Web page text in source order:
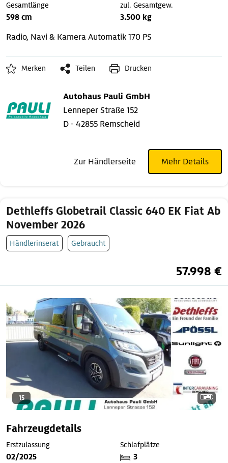
Gesamtlänge
598 cm
zul. Gesamtgew.
3.500 kg
Radio, Navi & KameraAutomatik170 PS
Merken Teilen Drucken
Autohaus Pauli GmbH
Lenneper Straße 152
D - 42855 Remscheid
Zur Händlerseite Mehr Details
Dethleffs Globetrail Classic 640 EK Fiat Ab
November 2026
Händlerinserat Gebraucht
57.998 €
15
Fahrzeugdetails
Erstzulassung
02/2025
Schlafplätze
3